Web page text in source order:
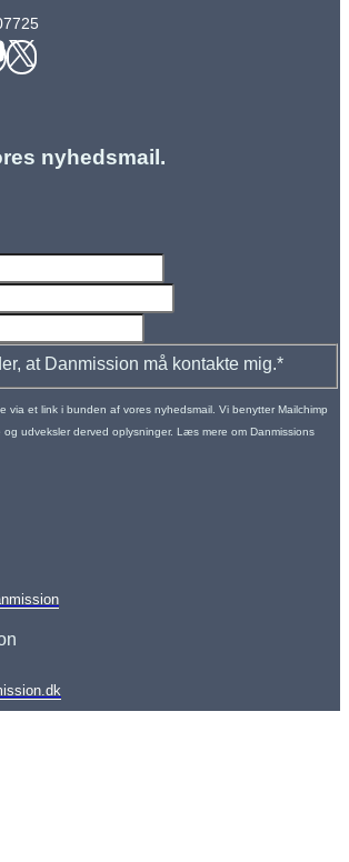
nyhedsmail.
at Danmission må kontakte mig.*
via et link i bunden af vores nyhedsmail. Vi benytter Mailchimp
og udveksler derved oplysninger. Læs mere om Danmissions